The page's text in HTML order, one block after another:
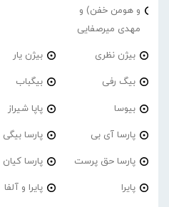
و هومن خفن) و
مهدی میرصفایی
بیژن نظری بیژن یار
بیگ رفی بیگباب
بیوسا پاپا شیراز
پارسا آی بی پارسا بیگی
پارسا حق پرست پارسا کیان
پایرا پایرا و آلفا